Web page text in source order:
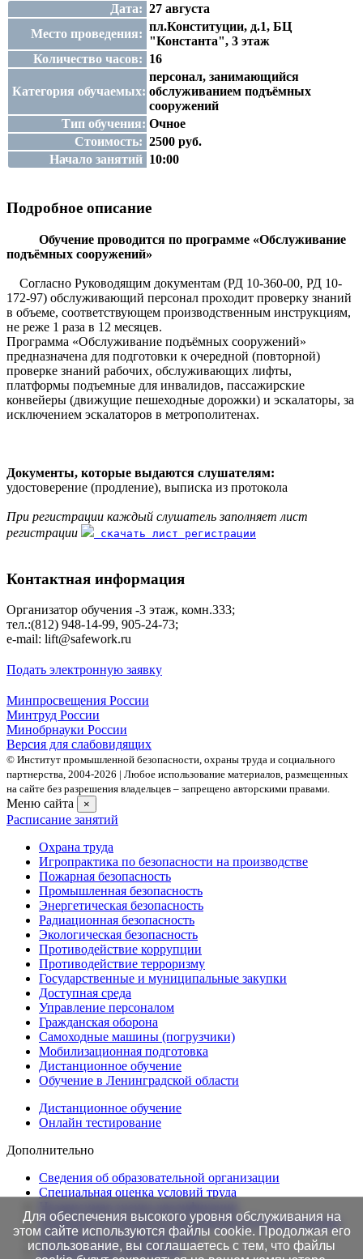
Дата: 27 августа
Место проведения:
пл.Конституции, д.1, БЦ
"Константа", 3 этаж
Количество часов: 16
Категория обучаемых:
персонал, занимающийся
обслуживанием подъёмных
сооружений
Тип обучения: Очное
Стоимость: 2500 руб.
Начало занятий 10:00
Подробное описание
Обучение проводится по программе «Обслуживание
подъёмных сооружений»
Согласно Руководящим документам (РД 10-360-00, РД 10-
172-97) обслуживающий персонал проходит проверку знаний
в объеме, соответствующем производственным инструкциям,
не реже 1 раза в 12 месяцев.
Программа «Обслуживание подъёмных сооружений»
предназначена для подготовки к очередной (повторной)
проверке знаний рабочих, обслуживающих лифты,
платформы подъемные для инвалидов, пассажирские
конвейеры (движущие пешеходные дорожки) и эскалаторы, за
исключением эскалаторов в метрополитенах.
Документы, которые выдаются слушателям:
удостоверение (продление), выписка из протокола
При регистрации каждый слушатель заполняет лист
регистрации
скачать лист регистрации
Контактная информация
Организатор обучения -3 этаж, комн.333;
тел.:(812) 948-14-99, 905-24-73;
e-mail: lift@safework.ru
Подать электронную заявку
Минпросвещения России
Минтруд России
Минобрнауки России
Версия для слабовидящих
© Институт промышленной безопасности, охраны труда и социального
партнерства, 2004- 2026 | Любое использование материалов, размещенных
на сайте без разрешения владельцев – запрещено авторскими правами.
Меню сайта ×
Расписание занятий
Охрана труда
Игропрактика по безопасности на производстве
Пожарная безопасность
Промышленная безопасность
Энергетическая безопасность
Радиационная безопасность
Экологическая безопасность
Противодействие коррупции
Противодействие терроризму
Государственные и муниципальные закупки
Доступная среда
Управление персоналом
Гражданская оборона
Самоходные машины (погрузчики)
Мобилизационная подготовка
Дистанционное обучение
Обучение в Ленинградской области
Дистанционное обучение
Онлайн тестирование
Дополнительно
Сведения об образовательной организации
Cпециальная оценка условий труда
Проверка подлинности протоколов в Едином портале
Готовность документов ТАК
Нормативные документы
Для обеспечения высокого уровня обслуживания на
этом сайте используются файлы cookie. Продолжая его
использование, вы соглашаетесь с тем, что файлы